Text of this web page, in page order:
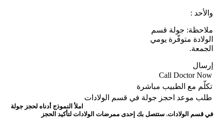
والأحد :
ملاحظة: جولة قسم
الولادة متوفّرة يومي
الجمعة.
إرسال
Call Doctor Now
تكلّم مع الطبيب مباشرة
طلب موعد احجز جولة في قسم الولادات
املأ النموذج أدناه لحجز جولة
في قسم الولادات. ستتصل بك إحدى ممرضات الولادات لتأكيد الحجز